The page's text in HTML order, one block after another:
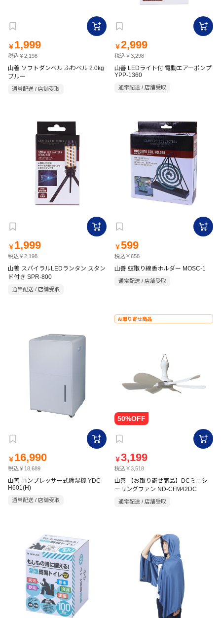
￥ 1,999
税込￥2,198
山善 ソフトダンベル ふわベル 2.0kg
ブルー
通常配送 / 店舗受取
￥2,999
税込￥3,298
山善 LEDライト付 電動エアーポンプ
YPP-1360
通常配送 / 店舗受取
￥ 1,999
税込￥2,198
山善 スパイラルLEDランタン スタン
ド付き SPR-800
通常配送 / 店舗受取
￥599
税込￥658
山善 蚊取り線香ホルダー MOSC-1
通常配送 / 店舗受取
￥ 16,990
税込￥18,689
山善 コンプレッサー式除湿機 YDC-
H601(H)
通常配送 / 店舗受取
お取り寄せ商品
￥3,199
税込￥3,518
山善 【お取り寄せ商品】DCミニシ
ーリングファン ND-CFM42DC
通常配送 / 店舗受取